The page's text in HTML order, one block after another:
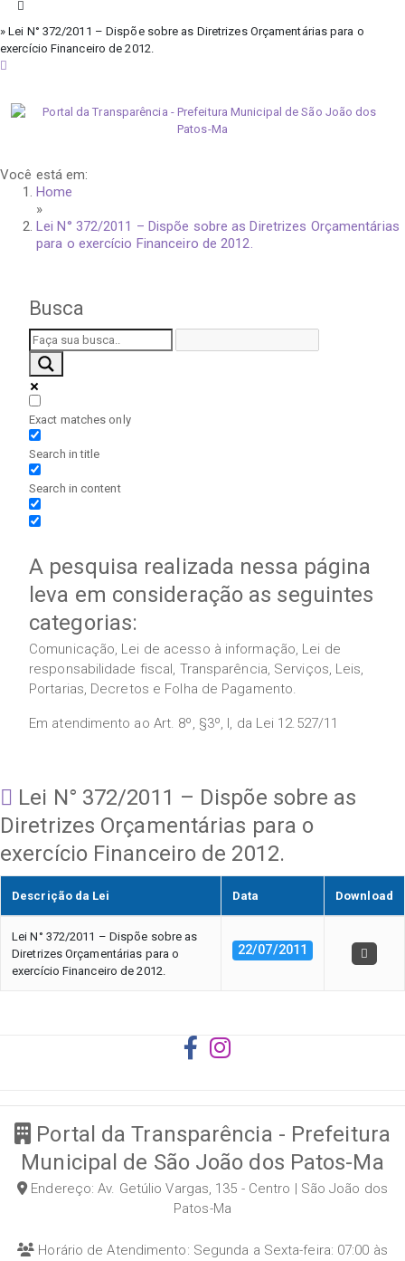
» Lei N° 372/2011 – Dispõe sobre as Diretrizes Orçamentárias para o
exercício Financeiro de 2012.
Você está em:
Home
»
Lei N° 372/2011 – Dispõe sobre as Diretrizes Orçamentárias
para o exercício Financeiro de 2012.
Busca
Exact matches only
Search in title
Search in content
A pesquisa realizada nessa página
leva em consideração as seguintes
categorias:
Comunicação, Lei de acesso à informação, Lei de
responsabilidade fiscal, Transparência, Serviços, Leis,
Portarias, Decretos e Folha de Pagamento.
Em atendimento ao Art. 8º, §3º, I, da Lei 12.527/11
Lei N° 372/2011 – Dispõe sobre as
Diretrizes Orçamentárias para o
exercício Financeiro de 2012.
Descrição da Lei Data Download
Lei N° 372/2011 – Dispõe sobre as
Diretrizes Orçamentárias para o
exercício Financeiro de 2012.
22/07/2011
Portal da Transparência - Prefeitura
Municipal de São João dos Patos-Ma
Endereço: Av. Getúlio Vargas, 135 - Centro | São João dos
Patos-Ma
Horário de Atendimento: Segunda a Sexta-feira: 07:00 às